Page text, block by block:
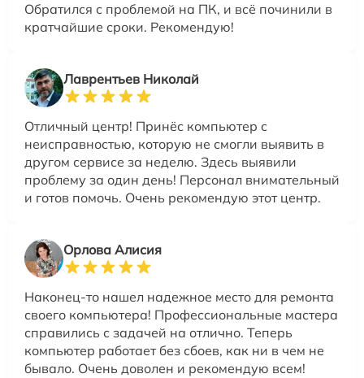
Обратился с проблемой на ПК, и всё починили в
кратчайшие сроки. Рекомендую!
Лаврентьев Николай
Отличный центр! Принёс компьютер с
неисправностью, которую не смогли выявить в
другом сервисе за неделю. Здесь выявили
проблему за один день! Персонал внимательный
и готов помочь. Очень рекомендую этот центр.
Орлова Алисия
Наконец-то нашел надежное место для ремонта
своего компьютера! Профессиональные мастера
справились с задачей на отлично. Теперь
компьютер работает без сбоев, как ни в чем не
бывало. Очень доволен и рекомендую всем!